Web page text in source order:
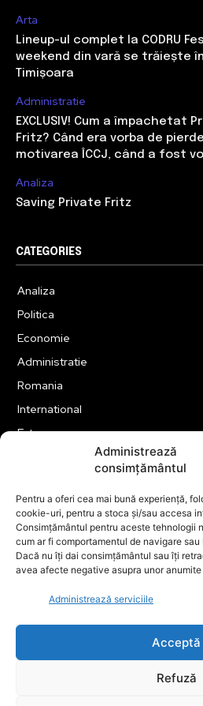
Administrează
consimțământul
Pentru a oferi cea mai bună experiență,
cookie-uri, pentru a stoca și/sau accesa
Consimțământul pentru aceste tehnologii
cum ar fi comportamentul de navigare
Dacă nu îți dai consimțământul sau îți
avea afecte negative asupra unor
Administrează serviciile
Acceptă
Refuză
Arta
Lineup-ul complet la CODRU
weekend din vară se trăiește
Timișoara
Administratie
EXCLUSIV! Cum a împachetat
Fritz? Când era vorba de
motivarea ÎCCJ, când a fost
Analiza
Saving Private Fritz
CATEGORIES
Analiza
Politica
Economie
Administratie
Romania
International
Externe
Tehnologie
Financiar
ABUZURI
Social
Educatie
Cultura